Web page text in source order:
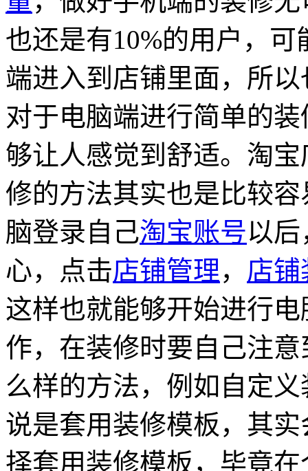
也还是有10%的用户，可
端进入到店铺里面，所
对于电脑端进行简单的
够让人感觉到舒适。淘
修的方法其实也是比较
脑登录自己淘宝账号以
心，点击店铺管理， 店铺
这样也就能够开始进行
作，在装修时要自己注
么样的方法，例如自定
说是套用装修模板，其
择套用装修模板，毕竟